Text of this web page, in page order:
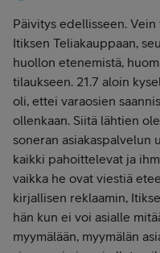
Päivitys edellisseen.
Itiksen Teliakauppaan,
huollon etenemistä,
tilaukseen. 21.7 aloin
oli, ettei varaosien
ollenkaan. Siitä lähtien
soneran asiakaspalvelun
kaikki pahoittelevat ja
vaikka he ovat viestiä
kirjallisen reklaamin,
hän kun ei voi asialle
myymälään, myymälän